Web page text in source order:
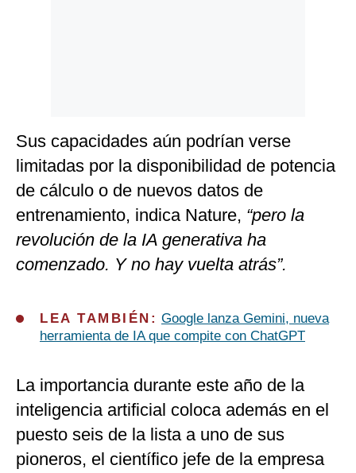
Sus capacidades aún podrían verse
limitadas por la disponibilidad de potencia
de cálculo o de nuevos datos de
entrenamiento, indica Nature, “pero la
revolución de la IA generativa ha
comenzado. Y no hay vuelta atrás”.
LEA TAMBIÉN: Google lanza Gemini, nueva
herramienta de IA que compite con ChatGPT
La importancia durante este año de la
inteligencia artificial coloca además en el
puesto seis de la lista a uno de sus
pioneros, el científico jefe de la empresa